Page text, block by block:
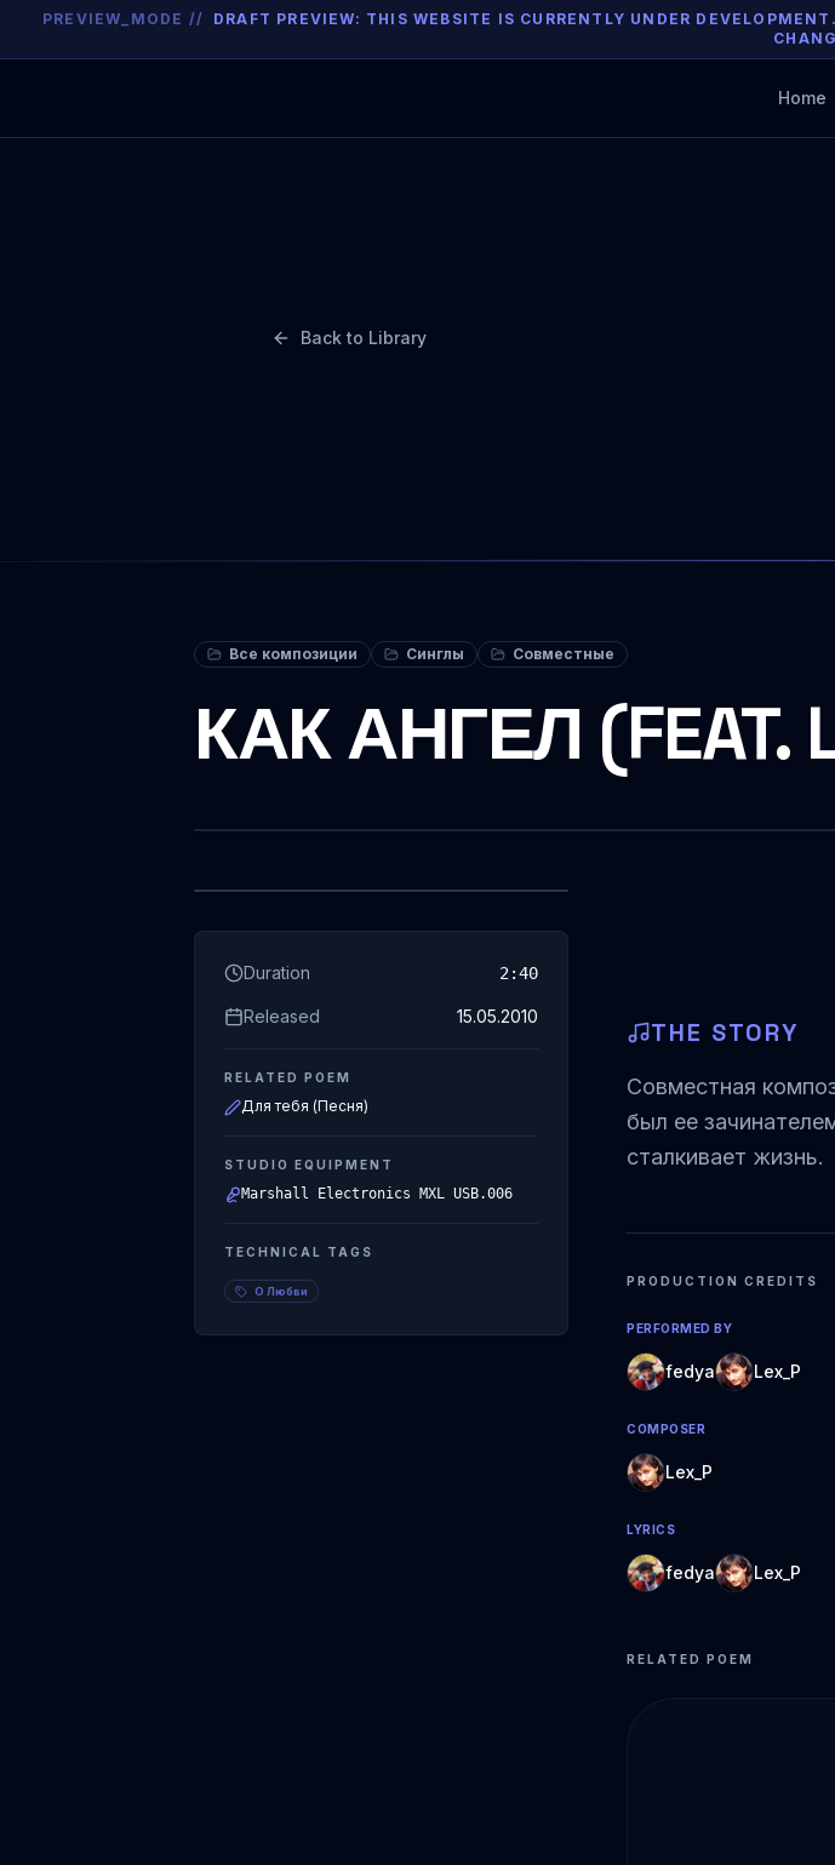
PREVIEW_MODE //
DRAFT PREVIEW: THIS WEBSITE IS CURRENTLY UNDER
Home
Back to Library
Все композиции Синглы Совместные
КАК АНГЕЛ (FEAT.
Duration 2 :40
Released 15.05.2010
RELATED POEM
Для тебя (Песня)
STUDIO EQUIPMENT
Marshall Electronics MXL USB.006
TECHNICAL TAGS
О Любви
THE STORY
Совместная
был ее
сталкивает жизнь.
PRODUCTION CREDITS
PERFORMED BY
fedya Lex_P
COMPOSER
Lex_P
LYRICS
fedya Lex_P
RELATED POEM